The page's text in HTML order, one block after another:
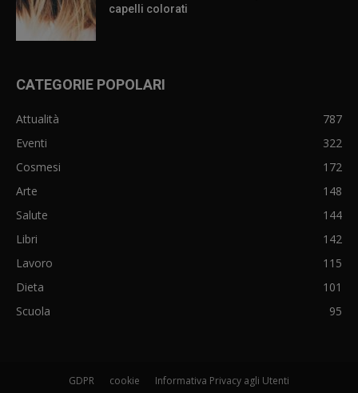
capelli colorati
CATEGORIE POPOLARI
Attualità
787
Eventi
322
Cosmesi
172
Arte
148
Salute
144
Libri
142
Lavoro
115
Dieta
101
Scuola
95
GDPR cookie Informativa Privacy agli Utenti